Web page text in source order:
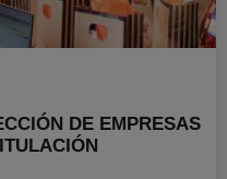
DE EMPRESAS